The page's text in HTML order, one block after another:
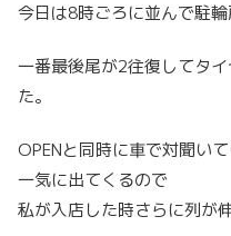
今日は8時ごろに並んで駐
一番最後尾が2往復してタ
た。
OPENと同時に車で対聞い
一気に出てくるので
私が入店した時さらに列が